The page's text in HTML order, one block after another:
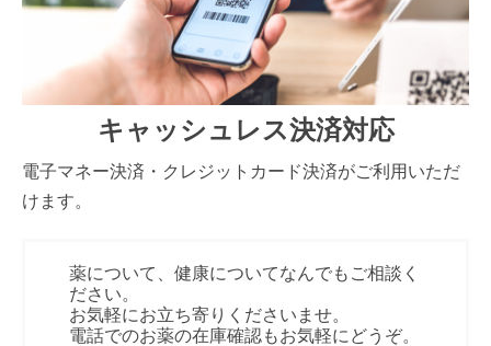
キャッシュレス決済対応
電子マネー決済・クレジットカード決済がご利用いただ
けます。
薬について、健康についてなんでもご相談く
ださい。
お気軽にお立ち寄りくださいませ。
電話でのお薬の在庫確認もお気軽にどうぞ。